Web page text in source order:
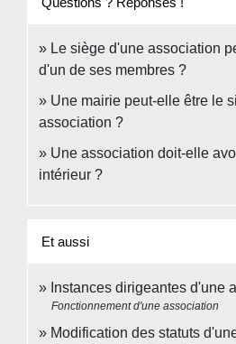
Le siège d'une association
d'un de ses membres ?
Une mairie peut-elle être le
association ?
Une association doit-elle
intérieur ?
Et aussi
Instances dirigeantes d'une
Fonctionnement d'une association
Modification des statuts